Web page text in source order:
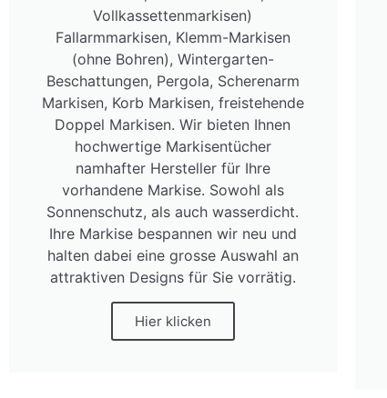
Vollkassettenmarkisen)
Fallarmmarkisen, Klemm-Markisen
(ohne Bohren), Wintergarten-
Beschattungen, Pergola, Scherenarm
Markisen, Korb Markisen, freistehende
Doppel Markisen. Wir bieten Ihnen
hochwertige Markisentücher
namhafter Hersteller für Ihre
vorhandene Markise. Sowohl als
Sonnenschutz, als auch wasserdicht.
Ihre Markise bespannen wir neu und
halten dabei eine grosse Auswahl an
attraktiven Designs für Sie vorrätig.
Hier klicken